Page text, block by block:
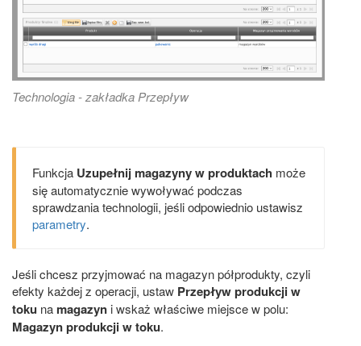
Technologia - zakładka Przepływ
Funkcja Uzupełnij magazyny w produktach może
się automatycznie wywoływać podczas
sprawdzania technologii, jeśli odpowiednio ustawisz
parametry.
Jeśli chcesz przyjmować na magazyn półprodukty, czyli
efekty każdej z operacji, ustaw Przepływ produkcji w
toku na magazyn i wskaż właściwe miejsce w polu:
Magazyn produkcji w toku.